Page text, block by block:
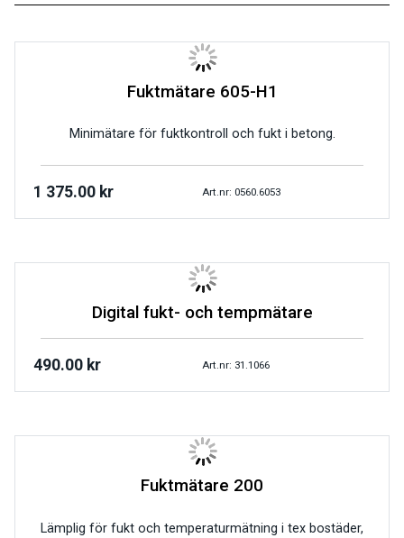
Fuktmätare 605-H1
Minimätare för fuktkontroll och fukt i betong.
1 375.00 kr Art.nr: 0560.6053
Digital fukt- och tempmätare
490.00 kr Art.nr: 31.1066
Fuktmätare 200
Lämplig för fukt och temperaturmätning i tex bostäder,